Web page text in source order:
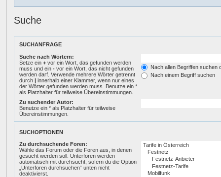
Suche
SUCHANFRAGE
Suche nach Wörtern:
Setze ein + vor ein Wort, das gefunden werden
muss und ein - vor ein Wort, das nicht gefunden
werden darf. Verwende mehrere Wörter getrennt
durch | innerhalb einer Klammer, wenn nur eines
der Wörter gefunden werden muss. Benutze ein *
als Platzhalter für teilweise Übereinstimmungen.
Nach allen Begriffen suchen
Nach einem Begriff suchen
Zu suchender Autor:
Benutze ein * als Platzhalter für teilweise
Übereinstimmungen.
SUCHOPTIONEN
Zu durchsuchende Foren:
Wähle das Forum oder die Foren aus, in denen
gesucht werden soll. Unterforen werden
automatisch mit durchsucht, sofern du die Option
„Unterforen durchsuchen“ unten nicht
deaktivierst.